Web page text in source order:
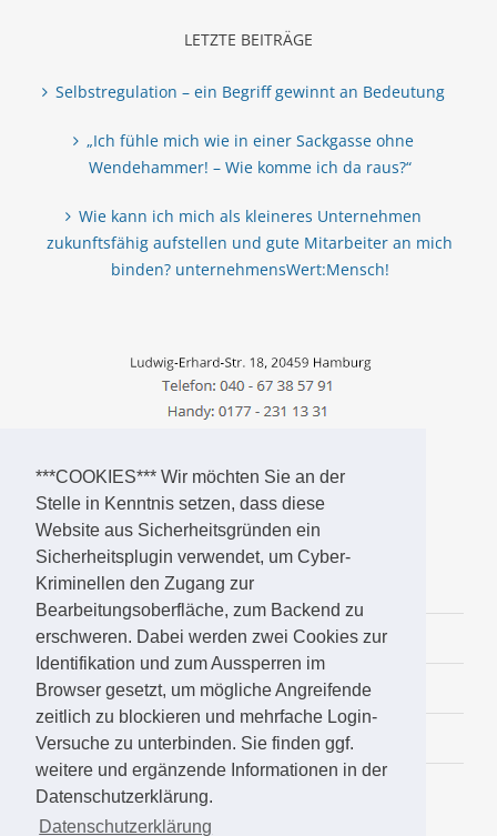
***COOKIES*** Wir möchten Sie an der
Stelle in Kenntnis setzen, dass diese
Website aus Sicherheitsgründen ein
Sicherheitsplugin verwendet, um Cyber-
Kriminellen den Zugang zur
Bearbeitungsoberfläche, zum Backend zu
erschweren. Dabei werden zwei Cookies zur
Identifikation und zum Aussperren im
Browser gesetzt, um mögliche Angreifende
zeitlich zu blockieren und mehrfache Login-
Versuche zu unterbinden. Sie finden ggf.
weitere und ergänzende Informationen in der
Datenschutzerklärung.
Datenschutzerklärung
LETZTE BEITRÄGE
Selbstregulation – ein Begriff gewinnt an Bedeutung
„Ich fühle mich wie in einer Sackgasse ohne
Wendehammer! – Wie komme ich da raus?“
Wie kann ich mich als kleineres Unternehmen
zukunftsfähig aufstellen und gute Mitarbeiter an mich
binden? unternehmensWert:Mensch!
SERVICENAVIGATION
Kontakt
Datenschutz
Impressum
Wissenswertes-Archiv